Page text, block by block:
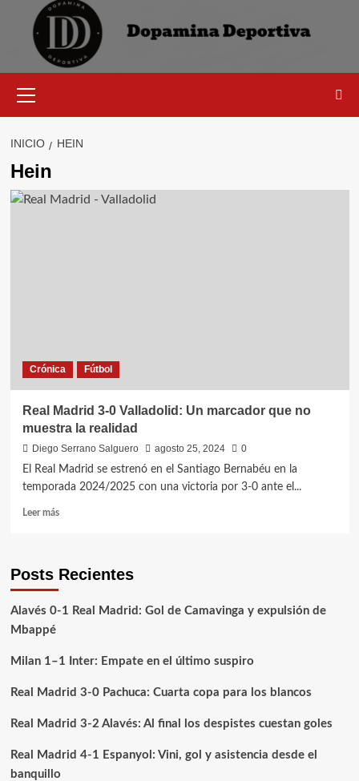
contenido
primario
INICIO HEIN
Hein
Crónica Fútbol
Real Madrid 3-0 Valladolid: Un marcador que no
muestra la realidad
Diego Serrano Salguero agosto 25, 2024
0
El Real Madrid se estrenó en el Santiago Bernabéu en la
temporada 2024/2025 con una victoria por 3-0 ante el...
Leer másLeer
Madrid
Valladolid:
que
muestra
realidad
Posts Recientes
Alavés 0-1 Real Madrid: Gol de Camavinga y expulsión de
Mbappé
Milan 1–1 Inter: Empate en el último suspiro
Real Madrid 3-0 Pachuca: Cuarta copa para los blancos
Real Madrid 3-2 Alavés: Al final los despistes cuestan goles
Real Madrid 4-1 Espanyol: Vini, gol y asistencia desde el
banquillo